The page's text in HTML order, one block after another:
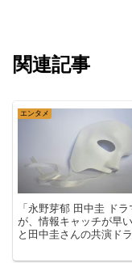
関連記事
エンタメ
「永野芽郁 田中圭 ドラ
が、情報キャッチが早いですね～っ！ そ
と田中圭さんの共演ド